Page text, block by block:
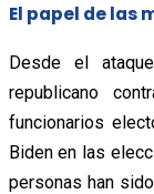
El papel de las
Desde el
republicano
funcionarios
Biden en las
personas han